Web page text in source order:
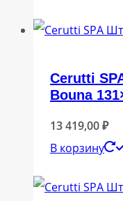
Cerutti
Bouna
13 419,00₽
В корзину